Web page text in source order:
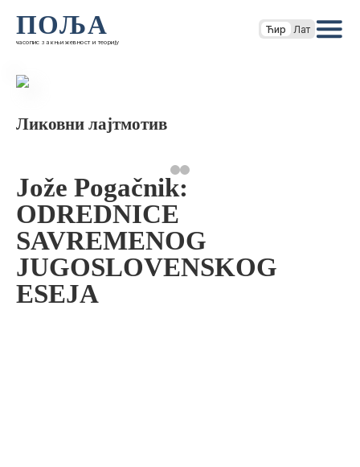
ПОЉА
часопис за књижевност и теорију
Ћир Лат
Ликовни лајтмотив
Jože Pogačnik:
ODREDNICE
SAVREMENOG
JUGOSLOVENSKOG
ESEJA